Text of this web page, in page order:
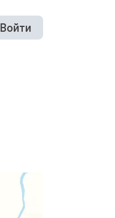
Войти